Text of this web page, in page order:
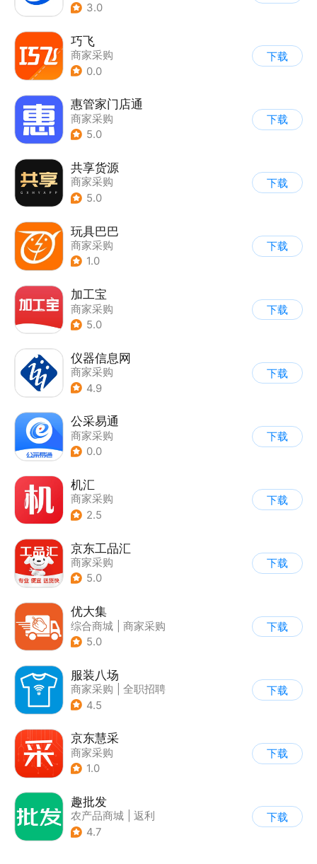
3.0
巧飞
商家采购
0.0
下载
惠管家门店通
商家采购
5.0
下载
共享货源
商家采购
5.0
下载
玩具巴巴
商家采购
1.0
下载
加工宝
商家采购
5.0
下载
仪器信息网
商家采购
4.9
下载
公采易通
商家采购
0.0
下载
机汇
商家采购
2.5
下载
京东工品汇
商家采购
5.0
下载
优大集
综合商城
商家采购
5.0
下载
服装八场
商家采购
全职招聘
4.5
下载
京东慧采
商家采购
1.0
下载
趣批发
农产品商城
返利
| 商家采购
4.7
下载